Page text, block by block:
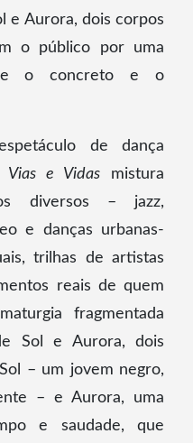
e Aurora, dois corpos
o público por uma
o concreto e o
de dança
Vias e Vidasmistura
diversos – jazz,
e danças urbanas-
trilhas de artistas
reais de quem
fragmentada
Sol e Aurora, dois
– um jovem negro,
– e Aurora, uma
e saudade, que